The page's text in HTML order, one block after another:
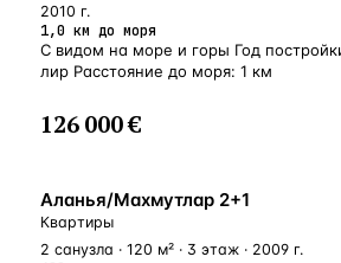
2010 г.
1,0 км до моря
С видом на море и горы Год
лир Расстояние до моря: 1 км
126 000 €
У МОРЯ
Аланья/Махмутлар 2+1
Квартиры
2 санузла · 120 м² · 3 этаж · 2009 г.